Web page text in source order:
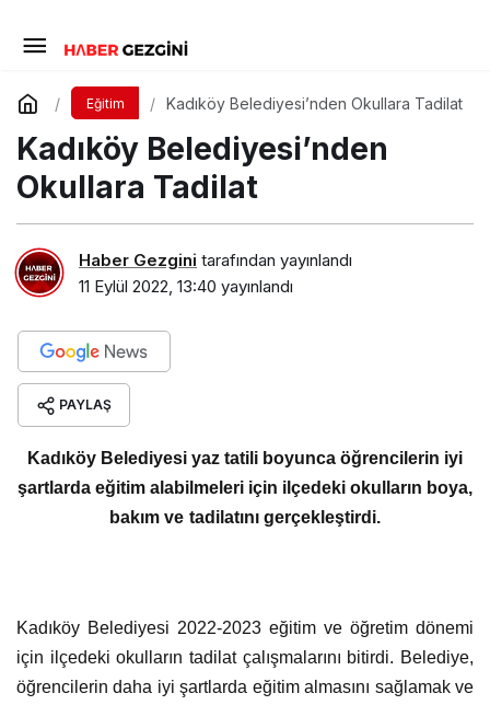
Eğitim Kadıköy Belediyesi’nden Okullara Tadilat
Kadıköy Belediyesi’nden
Okullara Tadilat
Haber Gezgini tarafından yayınlandı
11 Eylül 2022, 13:40 yayınlandı
PAYLAŞ
Kadıköy Belediyesi yaz tatili boyunca öğrencilerin iyi
şartlarda eğitim alabilmeleri için ilçedeki okulların boya,
bakım ve tadilatını gerçekleştirdi.
Kadıköy Belediyesi 2022-2023 eğitim ve öğretim dönemi
için ilçedeki okulların tadilat çalışmalarını bitirdi. Belediye,
öğrencilerin daha iyi şartlarda eğitim almasını sağlamak ve